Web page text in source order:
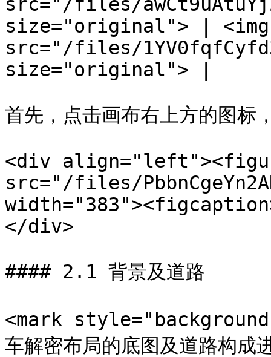
size="original"> | <img
src="/files/
size="original"> |
首先，点击画布右上方的图标
<div
src="/files/
</div>
#### 2.1 背景及道路
<mark
车解密布局的底图及道路构成